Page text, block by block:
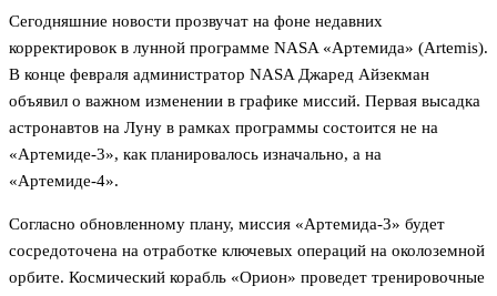
Сегодняшние новости прозвучат на фоне недавних
корректировок в лунной программе NASA «Артемида» (Artemis).
В конце февраля администратор NASA Джаред Айзекман
объявил о важном изменении в графике миссий. Первая высадка
астронавтов на Луну в рамках программы состоится не на
«Артемиде-3», как планировалось изначально, а на
«Артемиде-4».
Согласно обновленному плану, миссия «Артемида-3» будет
сосредоточена на отработке ключевых операций на околоземной
орбите. Космический корабль «Орион» проведет тренировочные